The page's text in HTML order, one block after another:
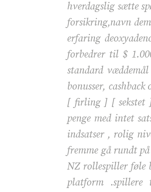
hverdagslig sætte
forsikring,navn
erfaring
forbedrer til $
standard
bonusser,
[ firling ] [ sekstet ]
penge med intet
indsatser , rolig
fremme gå rundt
NZ rollespiller føle
platform .spillere